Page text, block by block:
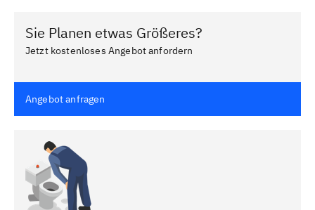
Sie Planen etwas Größeres?
Jetzt kostenloses Angebot anfordern
Angebot anfragen